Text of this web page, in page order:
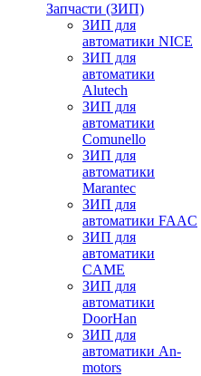
Запчасти (ЗИП)
ЗИП для
автоматики NICE
ЗИП для
автоматики
Alutech
ЗИП для
автоматики
Comunello
ЗИП для
автоматики
Marantec
ЗИП для
автоматики FAAC
ЗИП для
автоматики
CAME
ЗИП для
автоматики
DoorHan
ЗИП для
автоматики An-
motors